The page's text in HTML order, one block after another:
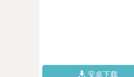
安卓下载